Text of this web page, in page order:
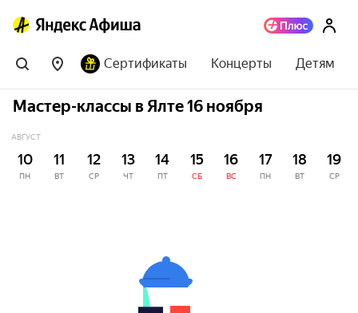
Сертификаты Концерты Детям
Мастер-классы в Ялте 16 ноября
АВГУСТ
10
ПН
11
ВТ
12
СР
13
ЧТ
14
ПТ
15
СБ
16
ВС
17
ПН
18
ВТ
19
СР